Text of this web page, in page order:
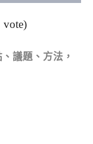
vote)
議題、方法，